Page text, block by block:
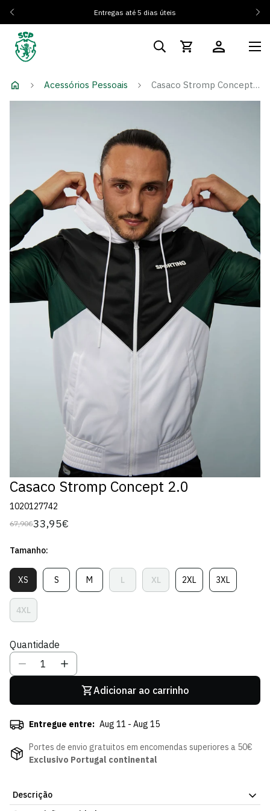
Entregas até 5 dias úteis
Acessórios Pessoais Casaco Stromp Concept 2.0
Casaco Stromp Concept 2.0
1020127742
Preço
67,90€
Preço
venda
33,95€
Tamanho:
XSVariante
Esgotada
Ou
Indisponível
SVariante
Esgotada
MVariante
Esgotada
LVariante
Esgotada
XL
Variante
Esgotada
2XLVariante
Esgotada
3XLVariante
Esgotada
4XLVariante
Esgotada
Indisponível
Quantidade
Adicionar ao carrinho
Entregue entre: Aug 11 - Aug 15
Portes de envio gratuitos em encomendas superiores a 50€
Exclusivo Portugal continental
Descrição